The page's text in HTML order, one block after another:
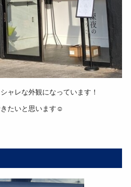
ャレな外観になっています！
たいと思います☺